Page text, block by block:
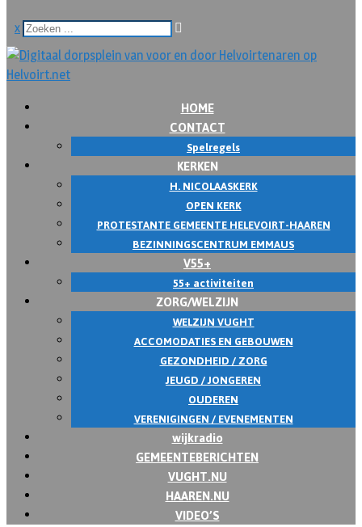
x
HOME
CONTACT
Spelregels
KERKEN
H. NICOLAASKERK
OPEN KERK
PROTESTANTE GEMEENTE HELEVOIRT-HAAREN
BEZINNINGSCENTRUM EMMAUS
V55+
55+ activiteiten
ZORG/WELZIJN
WELZIJN VUGHT
ACCOMODATIES EN GEBOUWEN
GEZONDHEID / ZORG
JEUGD / JONGEREN
OUDEREN
VERENIGINGEN / EVENEMENTEN
wijkradio
GEMEENTEBERICHTEN
VUGHT.NU
HAAREN.NU
VIDEO’S